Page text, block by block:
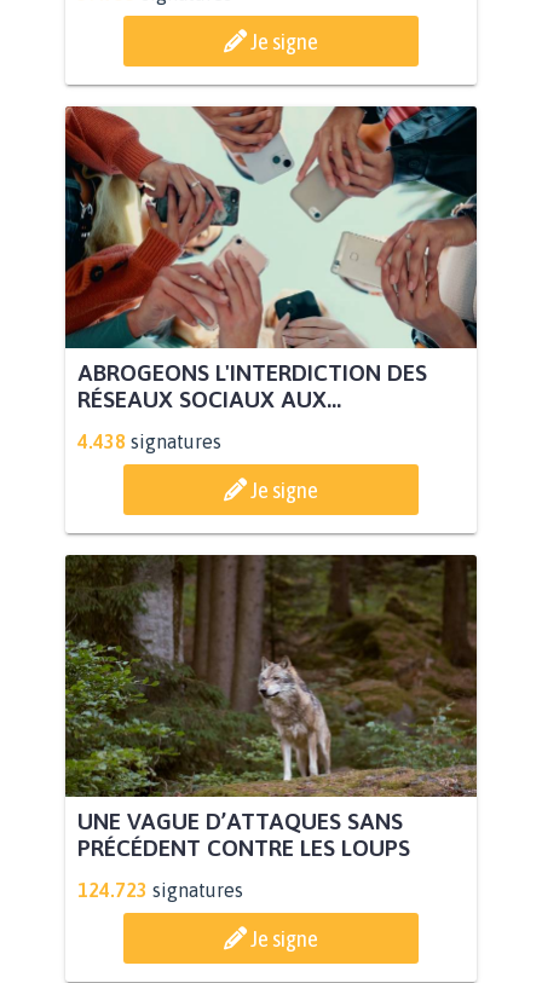
Je signe
ABROGEONS L'INTERDICTION DES
RÉSEAUX SOCIAUX AUX...
4.438 signatures
Je signe
UNE VAGUE D’ATTAQUES SANS
PRÉCÉDENT CONTRE LES LOUPS
124.723 signatures
Je signe